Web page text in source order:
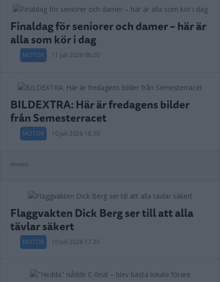
Finaldag för seniorer och damer – här är
alla som kör i dag
MOTOR 11 juli 2026 06.00
BILDEXTRA: Här är fredagens bilder
från Semesterracet
MOTOR 10 juli 2026 18.30
Annons:
Flaggvakten Dick Berg ser till att alla
tävlar säkert
MOTOR 10 juli 2026 17.30